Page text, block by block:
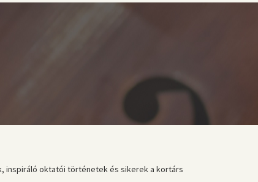
inspiráló oktatói történetek és sikerek a kortárs